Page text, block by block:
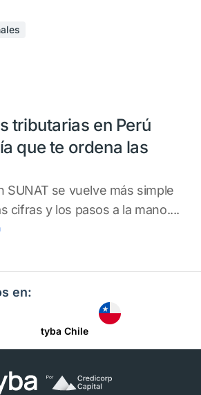
tributarias en Perú
que te ordena las
SUNAT se vuelve más simple
cifras y los pasos a la mano....
en:
tyba Chile